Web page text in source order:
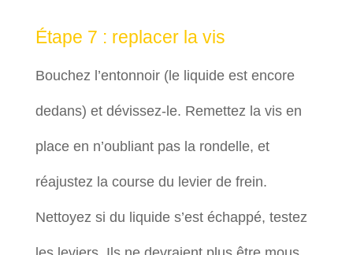
Étape 7 : replacer la vis
Bouchez l’entonnoir (le liquide est encore
dedans) et dévissez-le. Remettez la vis en
place en n’oubliant pas la rondelle, et
réajustez la course du levier de frein.
Nettoyez si du liquide s’est échappé, testez